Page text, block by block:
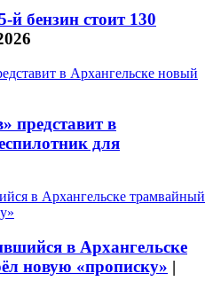
бензин стоит 130
представит в
для
в Архангельске
новую «прописку» |